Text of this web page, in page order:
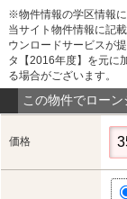
※物件情報の学区情報
当サイト物件情報に記
ウンロードサービスが
タ【2016年度】を元に
る場合がございます。
この物件でロー
価格